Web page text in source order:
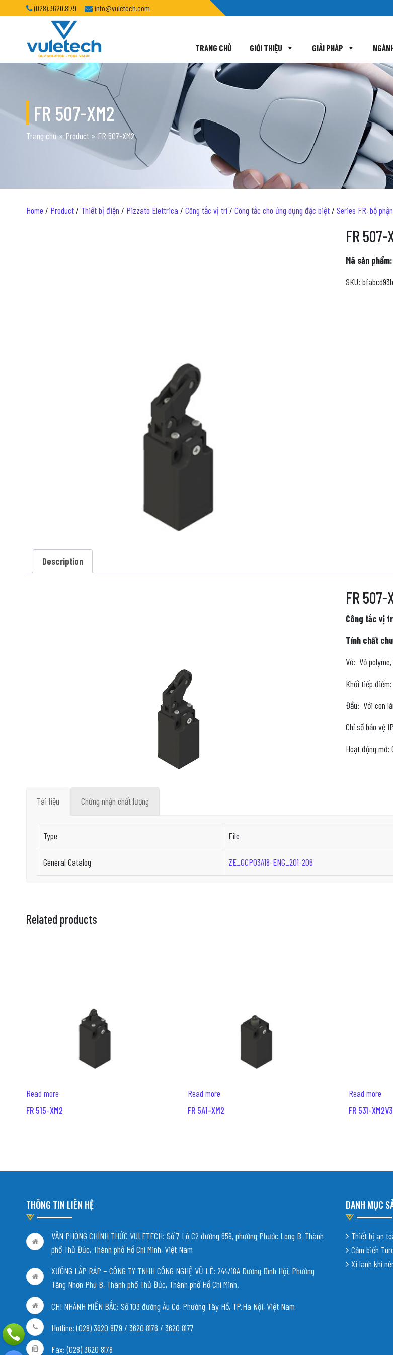
(028).3620.8179 info@vuletech.com
TRANG CHỦ GIỚI THIỆU GIẢI PHÁP
FR 507-XM2
Trang chủ» Product » FR 507-XM2
Home / Product/ Thiết bị điện / Pizzato Elettrica / Công tắc vị trí/ Công tắc cho ứng dụng đặc biệt/ Series FR, bộ
FR 507-
Mã sản phẩm:
SKU:
Description
FR 507-
Công tắc vị
Tính chất
Vỏ: Vỏ
Khối tiếp điểm:
Đầu: Với con
Chỉ số bảo vệ
Hoạt động mở:
Tài liệu Chứng nhận chất lượng
Type File
General Catalog ZE_GCP03A18-ENG_201-206
Related products
Read more
FR 515-XM2
Read more
FR 5A1-XM2
Read more
FR 531-
THÔNG TIN LIÊN HỆ
VĂN PHÒNG CHÍNH THỨC VULETECH: Số 7 Lô C2 đường 659, phường Phước Long B, Thành
phố Thủ Đức, Thành phố Hồ Chí Minh, Việt Nam
XƯỞNG LẮP RÁP – CÔNG TY TNHH CÔNG NGHỆ VŨ LÊ: 244/18A Dương Đình Hội, Phường
Tăng Nhơn Phú B, Thành phố Thủ Đức, Thành phố Hồ Chí Minh.
CHI NHÁNH MIỀN BẮC: Số 103 đường Âu Cơ, Phường Tây Hồ, TP.Hà Nội, Việt Nam
Hotline: (028) 3620 8179 / 3620 8176 / 3620 8177
Fax: (028) 3620 8178
DANH MỤC
Thiết bị an
Cảm biến
Xi lanh khí